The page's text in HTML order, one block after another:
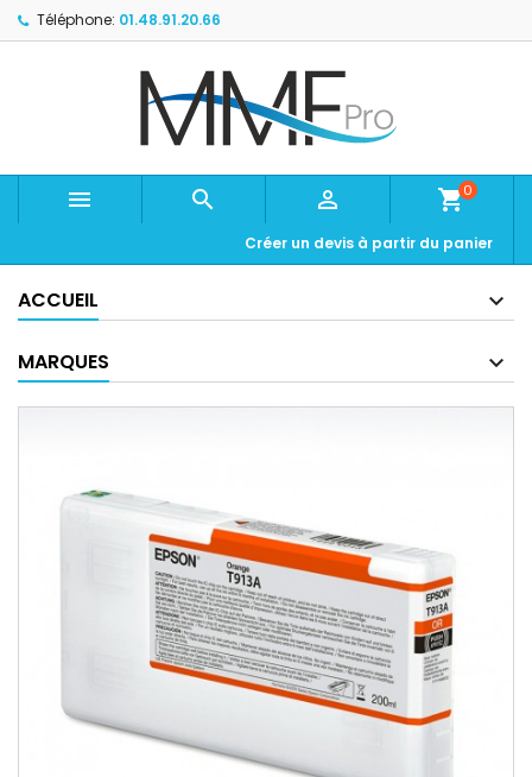
Téléphone: 01.48.91.20.66
   shopping_cart0
Créer un devis à partir du panier
ACCUEIL
MARQUES